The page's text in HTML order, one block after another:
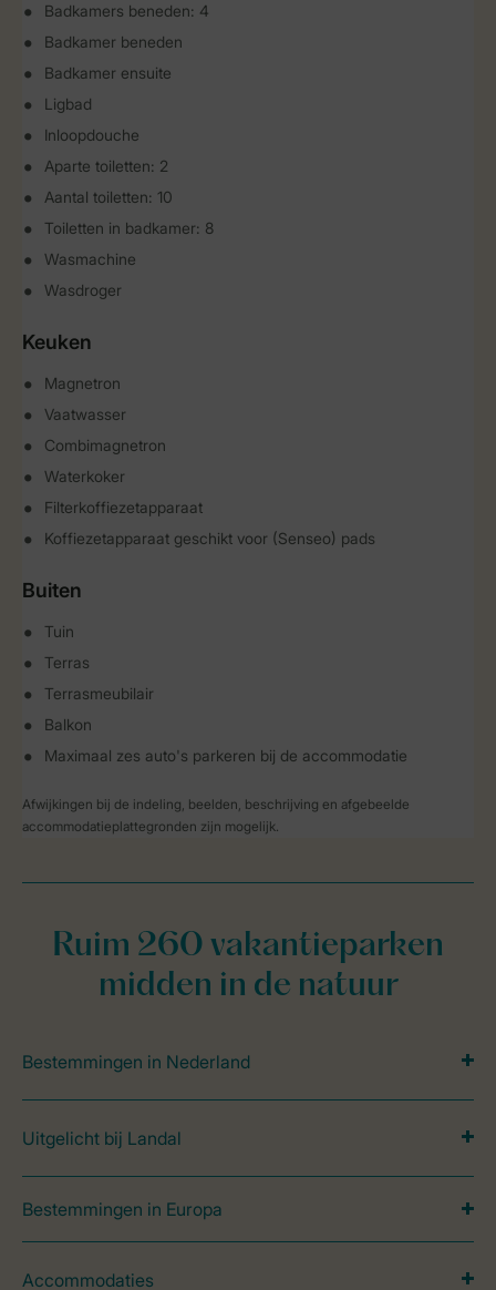
Badkamers beneden: 4
Badkamer beneden
Badkamer ensuite
Ligbad
Inloopdouche
Aparte toiletten: 2
Aantal toiletten: 10
Toiletten in badkamer: 8
Wasmachine
Wasdroger
Keuken
Magnetron
Vaatwasser
Combimagnetron
Waterkoker
Filterkoffiezetapparaat
Koffiezetapparaat geschikt voor (Senseo) pads
Buiten
Tuin
Terras
Terrasmeubilair
Balkon
Maximaal zes auto's parkeren bij de accommodatie
Afwijkingen bij de indeling, beelden, beschrijving en afgebeelde
accommodatieplattegronden zijn mogelijk.
Ruim 260 vakantieparken
midden in de natuur
Bestemmingen in Nederland
Uitgelicht bij Landal
Bestemmingen in Europa
Accommodaties